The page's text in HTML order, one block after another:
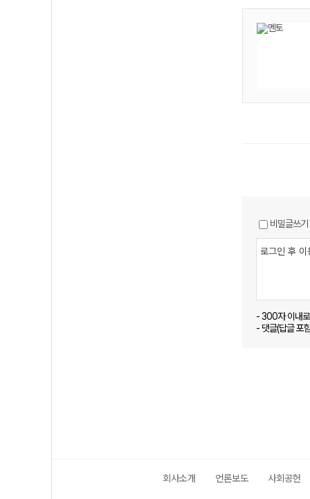
비밀글쓰기
- 300자 이내
- 댓글(답글 포
회사소개 언론보도 사회공헌